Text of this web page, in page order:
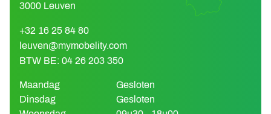
3000 Leuven
+32 16 25 84 80
leuven@mymobelity.com
BTW BE: 04 26 203 350
Maandag
Gesloten
Dinsdag
Gesloten